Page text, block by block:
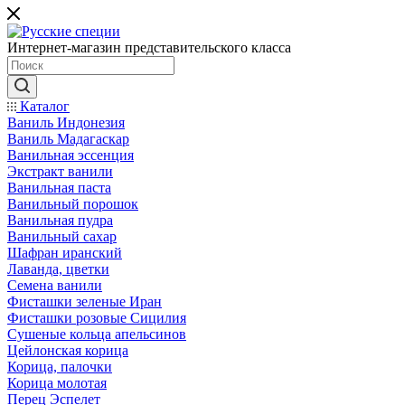
Интернет-магазин представительского класса
Каталог
Ваниль Индонезия
Ваниль Мадагаскар
Ванильная эссенция
Экстракт ванили
Ванильная паста
Ванильный порошок
Ванильная пудра
Ванильный сахар
Шафран иранский
Лаванда, цветки
Семена ванили
Фисташки зеленые Иран
Фисташки розовые Сицилия
Сушеные кольца апельсинов
Цейлонская корица
Корица, палочки
Корица молотая
Перец Эспелет